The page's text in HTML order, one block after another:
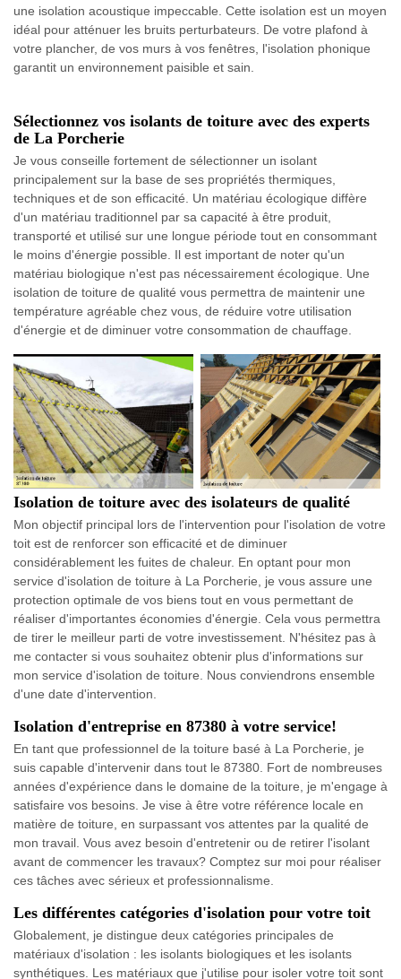
une isolation acoustique impeccable. Cette isolation est un moyen
idéal pour atténuer les bruits perturbateurs. De votre plafond à
votre plancher, de vos murs à vos fenêtres, l'isolation phonique
garantit un environnement paisible et sain.
Sélectionnez vos isolants de toiture avec des experts
de La Porcherie
Je vous conseille fortement de sélectionner un isolant
principalement sur la base de ses propriétés thermiques,
techniques et de son efficacité. Un matériau écologique diffère
d'un matériau traditionnel par sa capacité à être produit,
transporté et utilisé sur une longue période tout en consommant
le moins d'énergie possible. Il est important de noter qu'un
matériau biologique n'est pas nécessairement écologique. Une
isolation de toiture de qualité vous permettra de maintenir une
température agréable chez vous, de réduire votre utilisation
d'énergie et de diminuer votre consommation de chauffage.
Isolation de toiture avec des isolateurs de qualité
Mon objectif principal lors de l'intervention pour l'isolation de votre
toit est de renforcer son efficacité et de diminuer
considérablement les fuites de chaleur. En optant pour mon
service d'isolation de toiture à La Porcherie, je vous assure une
protection optimale de vos biens tout en vous permettant de
réaliser d'importantes économies d'énergie. Cela vous permettra
de tirer le meilleur parti de votre investissement. N'hésitez pas à
me contacter si vous souhaitez obtenir plus d'informations sur
mon service d'isolation de toiture. Nous conviendrons ensemble
d'une date d'intervention.
Isolation d'entreprise en 87380 à votre service!
En tant que professionnel de la toiture basé à La Porcherie, je
suis capable d'intervenir dans tout le 87380. Fort de nombreuses
années d'expérience dans le domaine de la toiture, je m'engage à
satisfaire vos besoins. Je vise à être votre référence locale en
matière de toiture, en surpassant vos attentes par la qualité de
mon travail. Vous avez besoin d'entretenir ou de retirer l'isolant
avant de commencer les travaux? Comptez sur moi pour réaliser
ces tâches avec sérieux et professionnalisme.
Les différentes catégories d'isolation pour votre toit
Globalement, je distingue deux catégories principales de
matériaux d'isolation : les isolants biologiques et les isolants
synthétiques. Les matériaux que j'utilise pour isoler votre toit sont